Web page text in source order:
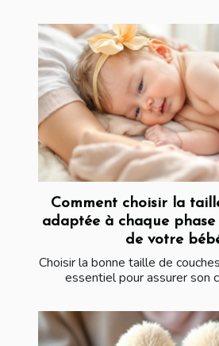
Comment choisir la
adaptée à chaque phase
de votre
Choisir la bonne taille de
essentiel pour assurer son